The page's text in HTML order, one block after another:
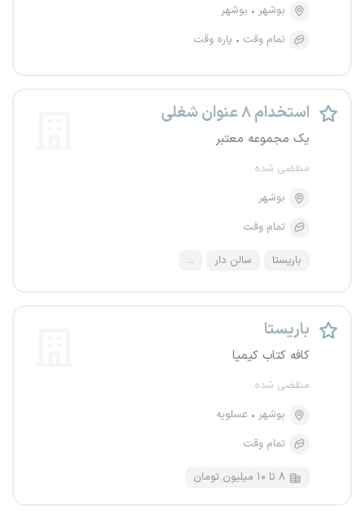
بوشهر
بوشهر
تمام وقت
پاره وقت
استخدام ۸ عنوان شغلی
یک مجموعه معتبر
منقضی شده
بوشهر
تمام وقت
باریستا سالن دار ...
باریستا
کافه کتاب کیمیا
منقضی شده
بوشهر
عسلویه
تمام وقت
۸ تا ۱۰ میلیون تومان